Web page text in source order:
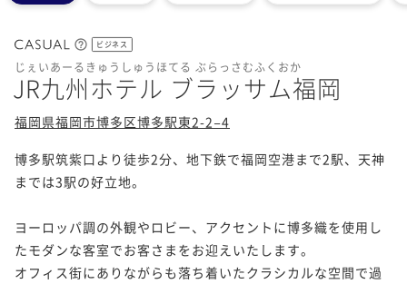
ビジネス
じぇいあーるきゅうしゅうほてる ぶらっさむふくおか
JR九州ホテル ブラッサム福岡
福岡県福岡市博多区博多駅東2-2−4
博多駅筑紫口より徒歩2分、地下鉄で福岡空港まで2駅、天神
までは3駅の好立地。
ヨーロッパ調の外観やロビー、アクセントに博多織を使用し
たモダンな客室でお客さまをお迎えいたします。
オフィス街にありながらも落ち着いたクラシカルな空間で過